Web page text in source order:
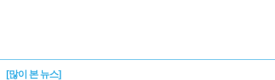
[많이 본 뉴스]